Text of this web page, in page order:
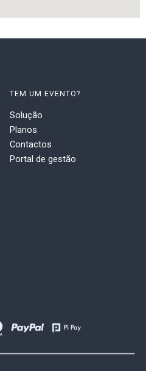
TEM UM EVENTO?
Solução
Planos
Contactos
Portal de gestão